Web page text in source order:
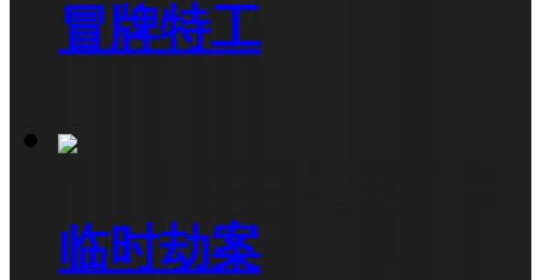
冒牌特工
临时劫案